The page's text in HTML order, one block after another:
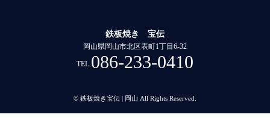
鉄板焼き 宝伝
岡山県岡山市北区表町1丁目6-32
TEL.086-233-0410
© 鉄板焼き宝伝 | 岡山 All Rights Reserved.